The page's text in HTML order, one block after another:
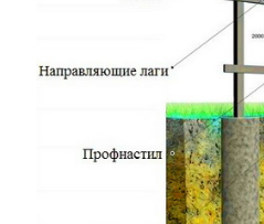
промислових будівель, а
парканів з профнастилу.
Ціна профнастилу під
вартість профлиста з
рахунок природної